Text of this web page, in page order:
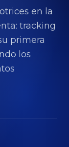
en la
tracking
primera
los